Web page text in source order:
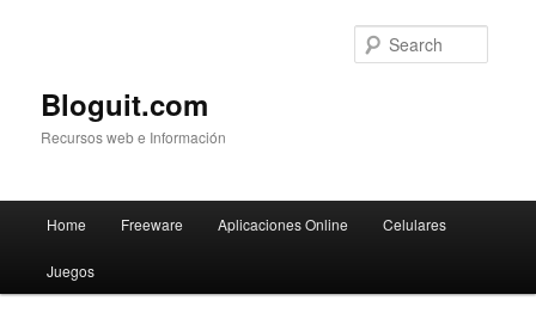
Bloguit.com
Recursos web e Información
Skip
to
Home Freeware Aplicaciones Online Celulares
Juegos